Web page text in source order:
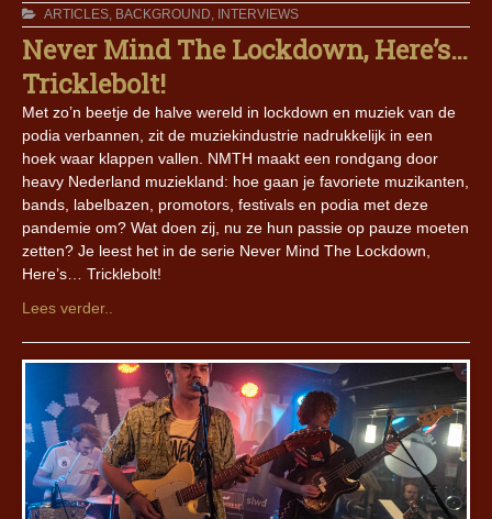
ARTICLES, BACKGROUND, INTERVIEWS
Never Mind The Lockdown, Here’s…
Tricklebolt!
Met zo’n beetje de halve wereld in lockdown en muziek van de
podia verbannen, zit de muziekindustrie nadrukkelijk in een
hoek waar klappen vallen. NMTH maakt een rondgang door
heavy Nederland muziekland: hoe gaan je favoriete muzikanten,
bands, labelbazen, promotors, festivals en podia met deze
pandemie om? Wat doen zij, nu ze hun passie op pauze moeten
zetten? Je leest het in de serie Never Mind The Lockdown,
Here’s… Tricklebolt!
Lees verder..